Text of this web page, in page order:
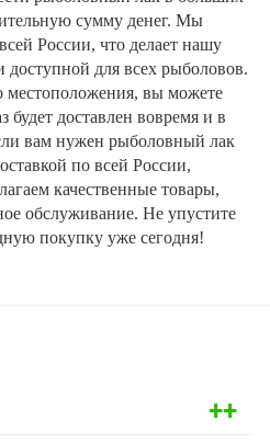
сумму денег. Мы
России, что делает нашу
доступной для всех рыболовов.
местоположения, вы можете
будет доставлен вовремя и в
вам нужен рыболовный лак
по всей России,
качественные товары,
обслуживание. Не упустите
покупку уже сегодня!
+
+